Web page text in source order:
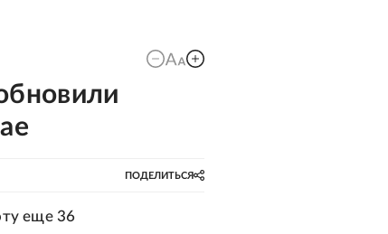
ПОДЕЛИТЬСЯ
еще 36